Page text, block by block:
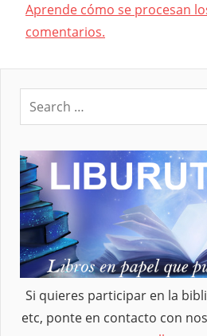
Aprende cómo se procesan
comentarios.
Si quieres participar en la
etc, ponte en contacto con